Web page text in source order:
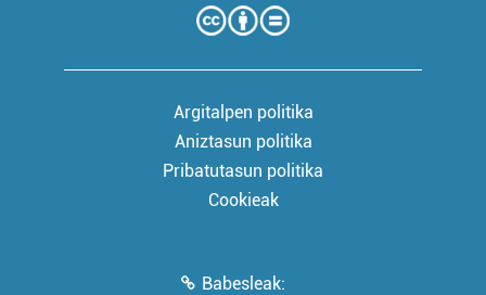
Argitalpen politika
Aniztasun politika
Pribatutasun politika
Cookieak
Babesleak: